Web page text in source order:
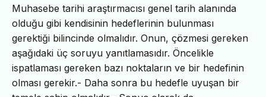
Muhasebe tarihi araştırmacısı genel tarih alanında
olduğu gibi kendisinin hedeflerinin bulunması
gerektiği bilincinde olmalıdır. Onun, çözmesi gereken
aşağıdaki üç soruyu yanıtlamasıdır. Öncelikle
ispatlaması gereken bazı noktaların ve bir hedefinin
olması gerekir.- Daha sonra bu hedefle uyuşan bir